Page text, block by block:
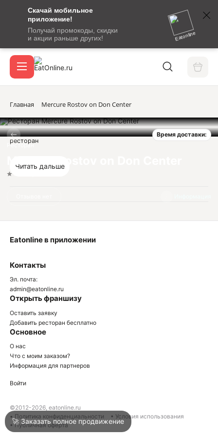
Скачай мобильное
приложение!
Получай промокоды, скидки
и акции раньше других!
Eatonline
сообщение
кодом
подтверждения
Вход / регистрация
Акции
Войти
Написать в техподдержку
Главная Mercure Rostov on Don Center
Время доставки:
Ресторан
Mercure Rostov on Don Center
ресторан
Читать дальше
Контакты
Эл. почта:
admin@eatonline.ru
Открыть франшизу
Оставить заявку
Добавить ресторан бесплатно
Основное
О нас
Что с моим заказом?
Информация для партнеров
Eatonline в приложении
Войти
©2012-2026, eatonline.ru
• Политика конфиденциальности
• Условия использования
• Публичная оферта
🚀 Заказать полное продвижение